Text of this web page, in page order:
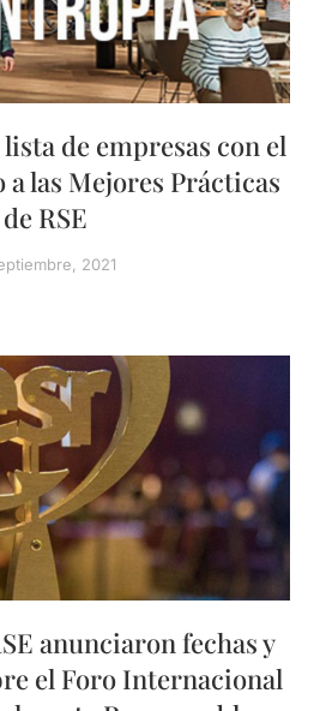
de empresas con el
las Mejores Prácticas
de RSE
2021
anunciaron fechas y
el Foro Internacional